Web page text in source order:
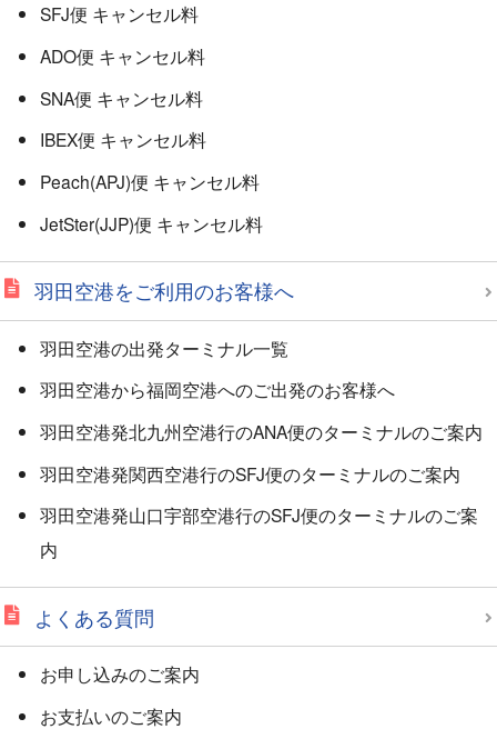
SFJ便 キャンセル料
ADO便 キャンセル料
SNA便 キャンセル料
IBEX便 キャンセル料
Peach(APJ)便 キャンセル料
JetSter(JJP)便 キャンセル料
羽田空港をご利用のお客様へ
羽田空港の出発ターミナル一覧
羽田空港から福岡空港へのご出発のお客様へ
羽田空港発北九州空港行のANA便のターミナルのご案内
羽田空港発関西空港行のSFJ便のターミナルのご案内
羽田空港発山口宇部空港行のSFJ便のターミナルのご案
内
よくある質問
お申し込みのご案内
お支払いのご案内